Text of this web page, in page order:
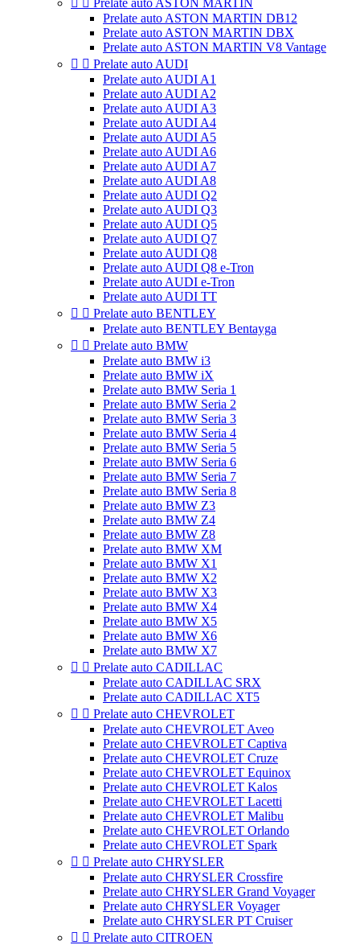
  Prelate auto ASTON MARTIN
Prelate auto ASTON MARTIN DB12
Prelate auto ASTON MARTIN DBX
Prelate auto ASTON MARTIN V8 Vantage
  Prelate auto AUDI
Prelate auto AUDI A1
Prelate auto AUDI A2
Prelate auto AUDI A3
Prelate auto AUDI A4
Prelate auto AUDI A5
Prelate auto AUDI A6
Prelate auto AUDI A7
Prelate auto AUDI A8
Prelate auto AUDI Q2
Prelate auto AUDI Q3
Prelate auto AUDI Q5
Prelate auto AUDI Q7
Prelate auto AUDI Q8
Prelate auto AUDI Q8 e-Tron
Prelate auto AUDI e-Tron
Prelate auto AUDI TT
  Prelate auto BENTLEY
Prelate auto BENTLEY Bentayga
  Prelate auto BMW
Prelate auto BMW i3
Prelate auto BMW iX
Prelate auto BMW Seria 1
Prelate auto BMW Seria 2
Prelate auto BMW Seria 3
Prelate auto BMW Seria 4
Prelate auto BMW Seria 5
Prelate auto BMW Seria 6
Prelate auto BMW Seria 7
Prelate auto BMW Seria 8
Prelate auto BMW Z3
Prelate auto BMW Z4
Prelate auto BMW Z8
Prelate auto BMW XM
Prelate auto BMW X1
Prelate auto BMW X2
Prelate auto BMW X3
Prelate auto BMW X4
Prelate auto BMW X5
Prelate auto BMW X6
Prelate auto BMW X7
  Prelate auto CADILLAC
Prelate auto CADILLAC SRX
Prelate auto CADILLAC XT5
  Prelate auto CHEVROLET
Prelate auto CHEVROLET Aveo
Prelate auto CHEVROLET Captiva
Prelate auto CHEVROLET Cruze
Prelate auto CHEVROLET Equinox
Prelate auto CHEVROLET Kalos
Prelate auto CHEVROLET Lacetti
Prelate auto CHEVROLET Malibu
Prelate auto CHEVROLET Orlando
Prelate auto CHEVROLET Spark
  Prelate auto CHRYSLER
Prelate auto CHRYSLER Crossfire
Prelate auto CHRYSLER Grand Voyager
Prelate auto CHRYSLER Voyager
Prelate auto CHRYSLER PT Cruiser
  Prelate auto CITROEN